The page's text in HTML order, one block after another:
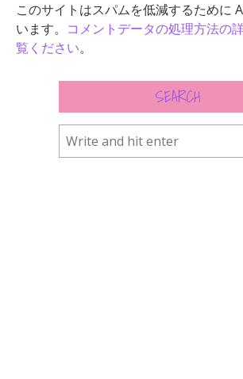
このサイトはスパムを低減するために
います。 コメントデータの処理方法の
覧ください。
SEARCH